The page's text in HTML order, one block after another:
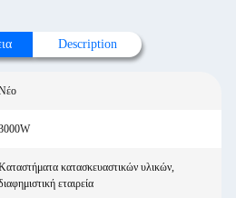
Description
κατασκευαστικών υλικών,
εταιρεία